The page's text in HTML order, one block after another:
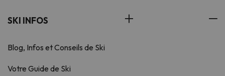
SKI INFOS
Blog, Infos et Conseils de Ski
Votre Guide de Ski